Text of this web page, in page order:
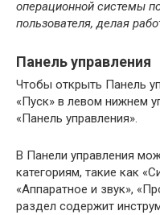
операционной системы
пользователя, делая
Панель управления
Чтобы открыть Панель
«Пуск» в левом нижнем
«Панель управления».
В Панели управления
категориям, такие как
«Аппаратное и звук»,
раздел содержит